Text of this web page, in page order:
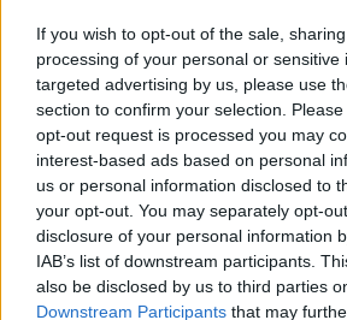
If you wish to opt-out of the sale,
processing of your personal or sensitive
targeted advertising by us, please use
section to confirm your selection.
opt-out request is processed you may
interest-based ads based on personal
us or personal information disclosed to
your opt-out. You may separately opt-
disclosure of your personal information
IAB’s list of downstream participants.
also be disclosed by us to third parties
Downstream Participants that may
Βαλέτα: Η μικρότερη
τη μεγαλύτερη προσωπικότητα